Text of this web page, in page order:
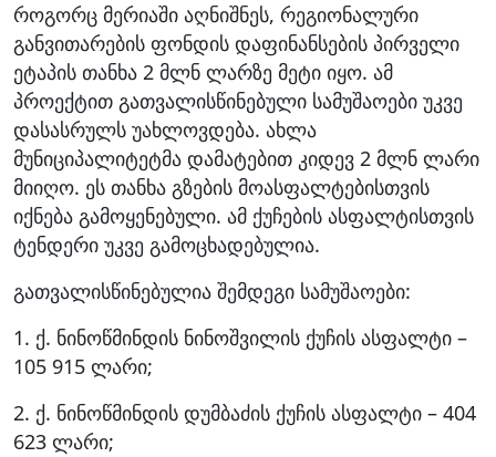
როგორც მერიაში აღნიშნეს, რეგიონალური
განვითარების ფონდის დაფინანსების პირველი
ეტაპის თანხა 2 მლნ ლარზე მეტი იყო. ამ
პროექტით გათვალისწინებული სამუშაოები უკვე
დასასრულს უახლოვდება. ახლა
მუნიციპალიტეტმა დამატებით კიდევ 2 მლნ ლარი
მიიღო. ეს თანხა გზების მოასფალტებისთვის
იქნება გამოყენებული. ამ ქუჩების ასფალტისთვის
ტენდერი უკვე გამოცხადებულია.
გათვალისწინებულია შემდეგი სამუშაოები:
1. ქ. ნინოწმინდის ნინოშვილის ქუჩის ასფალტი –
105 915 ლარი;
2. ქ. ნინოწმინდის დუმბაძის ქუჩის ასფალტი – 404
623 ლარი;